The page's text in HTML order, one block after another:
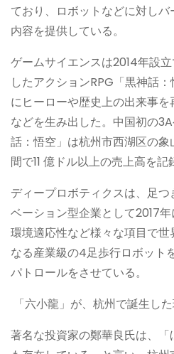
ており、ロボットなどに対し
内容を提供している。
ゲームサイエンスは2014年設
したアクションRPG「黒神話
にヒーローや歴史上の出来事を
などを生み出した。中国初の
話：悟空」は杭州市西湖区の
間で11 億ドル以上の売上高を記
ディープロボティクスは、足
ベーション型企業として2017
環境適応性など様々な項目で
なる産業級の4足歩行ロボット
パトロールをさせている。
「六小龍」が、杭州で誕生した
著名な投資家の鄭華良氏は、